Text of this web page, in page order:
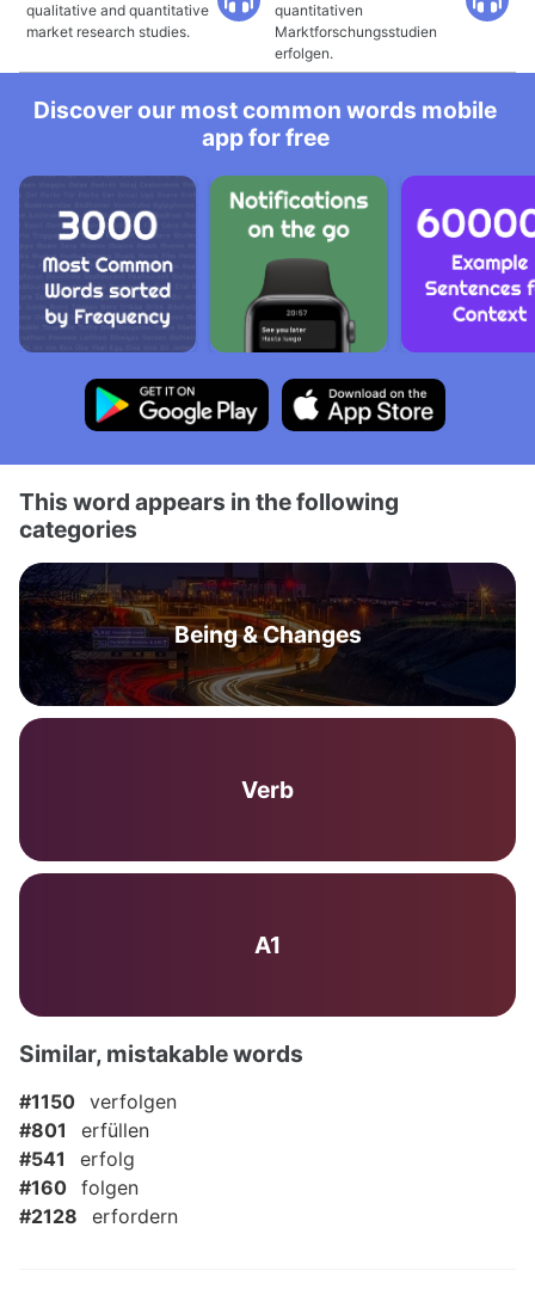
qualitative and quantitative
market research studies.
quantitativen
Marktforschungsstudien
erfolgen.
Discover our most common words mobile
app for free
This word appears in the following
categories
Being & Changes
Verb
A1
Similar, mistakable words
#1150 verfolgen
#801
erfüllen
#541
erfolg
#160 folgen
#2128
erfordern